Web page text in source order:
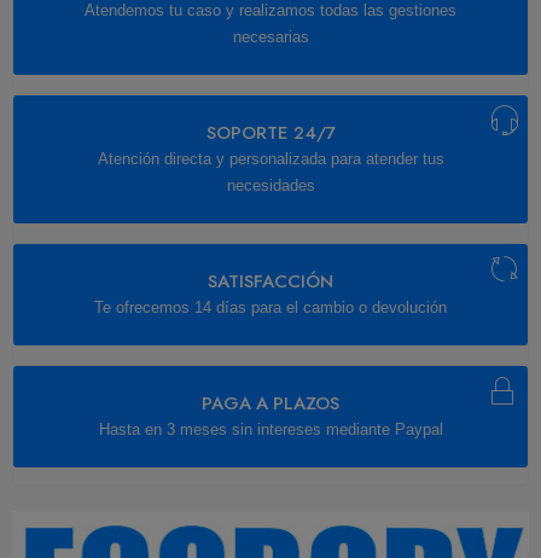
Atendemos tu caso y realizamos todas las gestiones
necesarias
SOPORTE 24/7
Atención directa y personalizada para atender tus
necesidades
SATISFACCIÓN
Te ofrecemos 14 días para el cambio o devolución
PAGA A PLAZOS
Hasta en 3 meses sin intereses mediante Paypal